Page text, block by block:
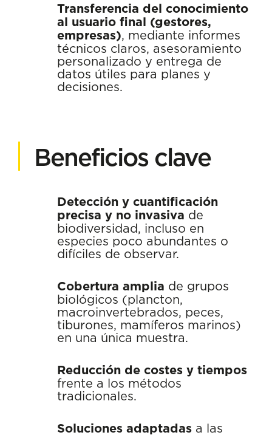
Transferencia del conocimiento
al usuario final (gestores,
empresas), mediante informes
técnicos claros, asesoramiento
personalizado y entrega de
datos útiles para planes y
decisiones.
Beneficios clave
Detección y cuantificación
precisa y no invasiva de
biodiversidad, incluso en
especies poco abundantes o
difíciles de observar.
Cobertura amplia de grupos
biológicos (plancton,
macroinvertebrados, peces,
tiburones, mamíferos marinos)
en una única muestra.
Reducción de costes y tiempos
frente a los métodos
tradicionales.
Soluciones adaptadas a las